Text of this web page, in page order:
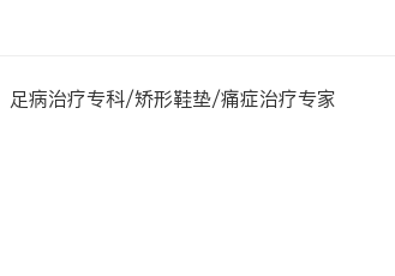
足病治疗专科/矫形鞋垫/痛症治疗专家